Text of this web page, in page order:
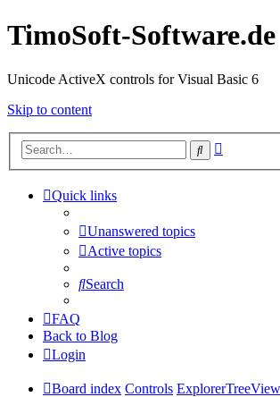
TimoSoft-Software.de
Unicode ActiveX controls for Visual Basic 6
Skip to content
Search
Quick links
Unanswered topics
Active topics
Search
FAQ
Back to Blog
Login
Board index Controls